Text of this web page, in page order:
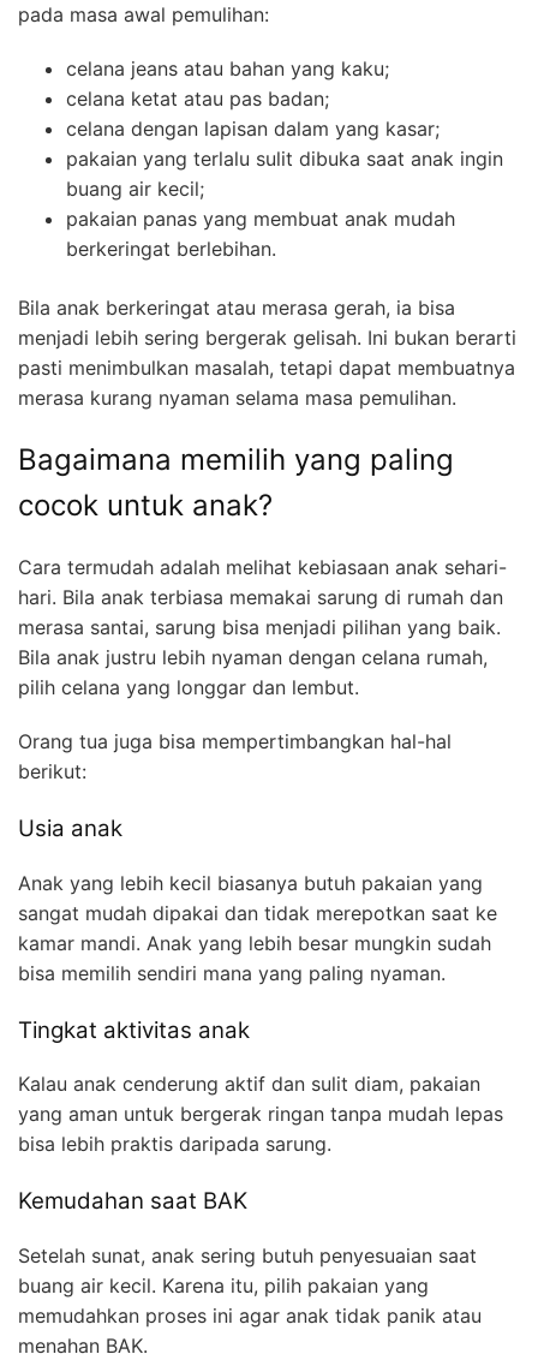
pada masa awal pemulihan:
celana jeans atau bahan yang kaku;
celana ketat atau pas badan;
celana dengan lapisan dalam yang kasar;
pakaian yang terlalu sulit dibuka saat anak ingin
buang air kecil;
pakaian panas yang membuat anak mudah
berkeringat berlebihan.
Bila anak berkeringat atau merasa gerah, ia bisa
menjadi lebih sering bergerak gelisah. Ini bukan berarti
pasti menimbulkan masalah, tetapi dapat membuatnya
merasa kurang nyaman selama masa pemulihan.
Bagaimana memilih yang paling
cocok untuk anak?
Cara termudah adalah melihat kebiasaan anak sehari-
hari. Bila anak terbiasa memakai sarung di rumah dan
merasa santai, sarung bisa menjadi pilihan yang baik.
Bila anak justru lebih nyaman dengan celana rumah,
pilih celana yang longgar dan lembut.
Orang tua juga bisa mempertimbangkan hal-hal
berikut:
Usia anak
Anak yang lebih kecil biasanya butuh pakaian yang
sangat mudah dipakai dan tidak merepotkan saat ke
kamar mandi. Anak yang lebih besar mungkin sudah
bisa memilih sendiri mana yang paling nyaman.
Tingkat aktivitas anak
Kalau anak cenderung aktif dan sulit diam, pakaian
yang aman untuk bergerak ringan tanpa mudah lepas
bisa lebih praktis daripada sarung.
Kemudahan saat BAK
Setelah sunat, anak sering butuh penyesuaian saat
buang air kecil. Karena itu, pilih pakaian yang
memudahkan proses ini agar anak tidak panik atau
menahan BAK.